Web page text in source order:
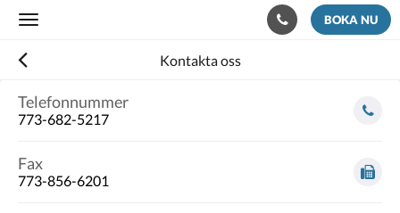
Toggle
BOKA NU
Kontakta oss
Telefonnummer
773-682-5217
Fax
773-856-6201